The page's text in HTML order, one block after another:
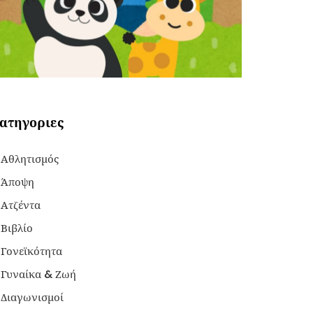
Αθλητισμός
Άποψη
Ατζέντα
Βιβλίο
Γονεϊκότητα
Γυναίκα & Ζωή
Διαγωνισμοί